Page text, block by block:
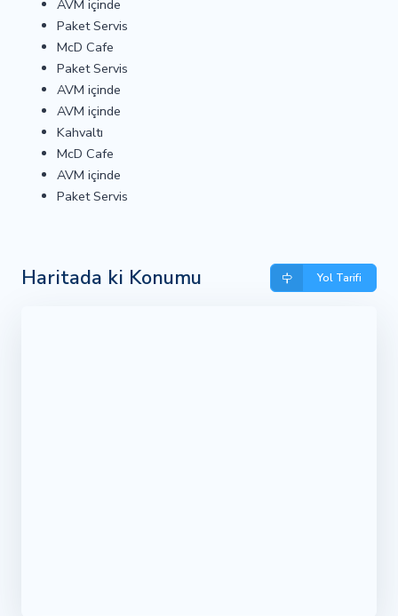
AVM içinde
Paket Servis
McD Cafe
Paket Servis
AVM içinde
AVM içinde
Kahvaltı
McD Cafe
AVM içinde
Paket Servis
Haritada ki Konumu Yol Tarifi